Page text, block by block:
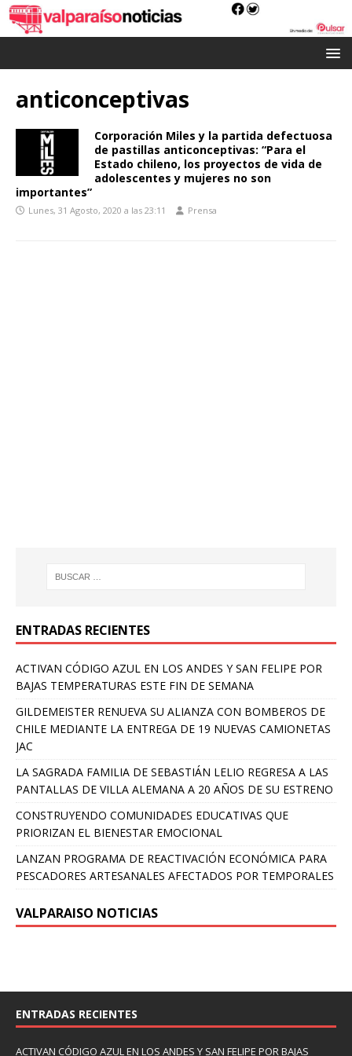
anticonceptivas
Corporación Miles y la partida defectuosa
de pastillas anticonceptivas: “Para el
Estado chileno, los proyectos de vida de
adolescentes y mujeres no son
importantes”
Lunes, 31 Agosto, 2020 a las 23:11 Prensa
ENTRADAS RECIENTES
ACTIVAN CÓDIGO AZUL EN LOS ANDES Y SAN FELIPE POR
BAJAS TEMPERATURAS ESTE FIN DE SEMANA
GILDEMEISTER RENUEVA SU ALIANZA CON BOMBEROS DE
CHILE MEDIANTE LA ENTREGA DE 19 NUEVAS CAMIONETAS
JAC
LA SAGRADA FAMILIA DE SEBASTIÁN LELIO REGRESA A LAS
PANTALLAS DE VILLA ALEMANA A 20 AÑOS DE SU ESTRENO
CONSTRUYENDO COMUNIDADES EDUCATIVAS QUE
PRIORIZAN EL BIENESTAR EMOCIONAL
LANZAN PROGRAMA DE REACTIVACIÓN ECONÓMICA PARA
PESCADORES ARTESANALES AFECTADOS POR TEMPORALES
VALPARAISO NOTICIAS
ENTRADAS RECIENTES
ACTIVAN CÓDIGO AZUL EN LOS ANDES Y SAN FELIPE POR BAJAS